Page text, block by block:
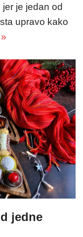
je jedan od
upravo kako
jedne